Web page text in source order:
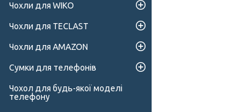
Чохли для WIKO
Чохли для TECLAST
Чохли для AMAZON
Сумки для телефонів
Чохол для будь-якої моделі
телефону